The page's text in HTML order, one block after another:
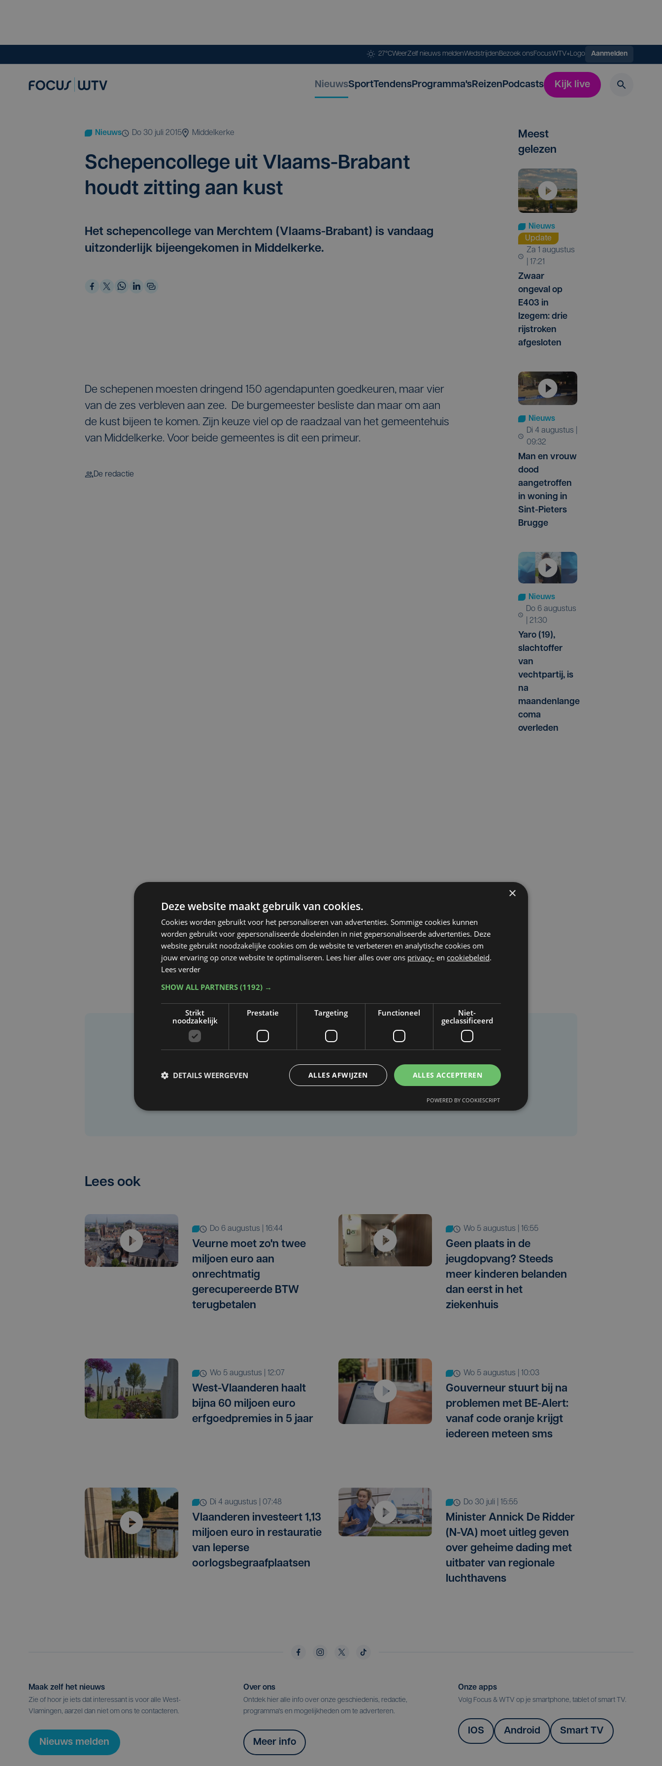
27°CWeerZelf nieuws meldenWedstrijdenBezoek onsFocusWTV+Logo Aanmelden
NieuwsSportTendensProgramma'sReizenPodcasts Kijk live
Nieuws do 30 juli 2015 Middelkerke
Sche­pen­col­le­ge uit Vlaams-Bra­bant
houdt zit­ting aan kust
Het schepencollege van Merchtem (Vlaams-Brabant) is vandaag
uitzonderlijk bijeengekomen in Middelkerke.
De schepenen moesten dringend 150 agendapunten goedkeuren, maar vier
van de zes verbleven aan zee. De burgemeester besliste dan maar om aan
de kust bijeen te komen. Zijn keuze viel op de raadzaal van het gemeentehuis
van Middelkerke. Voor beide gemeentes is dit een primeur.
De redactie
Meest
gelezen
Nieuws
Update
za 1 augustus
| 17:21
Zwaar
ongeval op
E403 in
Izegem: drie
rijstroken
afgesloten
Nieuws
di 4 augustus |
09:32
Man en vrouw
dood
aangetroffen
in woning in
Sint-Pieters
Brugge
Nieuws
do 6 augustus
| 21:30
Yaro (19),
slachtoffer
van
vechtpartij, is
na
maandenlange
coma
overleden
Taalfout opgemerkt?
Heb je een taal- of schrijffout opgemerkt in dit artikel?
Lees ook
do 6 augustus | 16:44
Veurne moet zo'n twee
miljoen euro aan
onrechtmatig
gerecupereerde BTW
terugbetalen
wo 5 augustus | 16:55
Geen plaats in de
jeugdopvang? Steeds
meer kinderen belanden
dan eerst in het
ziekenhuis
wo 5 augustus | 12:07
West-Vlaanderen haalt
bijna 60 miljoen euro
erfgoedpremies in 5 jaar
wo 5 augustus | 10:03
Gouverneur stuurt bij na
problemen met BE-Alert:
vanaf code oranje krijgt
iedereen meteen sms
di 4 augustus | 07:48
Vlaanderen investeert 1,13
miljoen euro in restauratie
van Ieperse
oorlogsbegraafplaatsen
do 30 juli | 15:55
Minister Annick De Ridder
(N-VA) moet uitleg geven
over geheime dading met
uitbater van regionale
luchthavens
Maak zelf het nieuws
Zie of hoor je iets dat interessant is voor alle West-
Vlamingen, aarzel dan niet om ons te contacteren.
Nieuws melden
Over ons
Ontdek hier alle info over onze geschiedenis, redactie,
programma's en mogelijkheden om te adverteren.
Meer info
Onze apps
Volg Focus & WTV op je smartphone, tablet of smart TV.
IOS Android Smart TV
×
Deze website maakt gebruik van cookies.
Cookies worden gebruikt voor het personaliseren van advertenties. Sommige cookies kunnen
worden gebruikt voor gepersonaliseerde doeleinden in niet gepersonaliseerde advertenties. Deze
website gebruikt noodzakelijke cookies om de website te verbeteren en analytische cookies om
jouw ervaring op onze website te optimaliseren. Lees hier alles over ons privacy- en cookiebeleid.
Lees verder
SHOW ALL PARTNERS (1192) →
Strikt
noodzakelijk
Prestatie Targeting Functioneel
Niet-
geclassificeerd
ALLES ACCEPTEREN
ALLES AFWIJZEN
DETAILS WEERGEVEN
POWERED BY COOKIESCRIPT